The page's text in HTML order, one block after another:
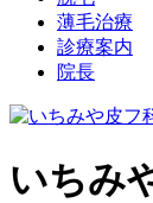
薄毛治療
診療案内
院長
いちみ